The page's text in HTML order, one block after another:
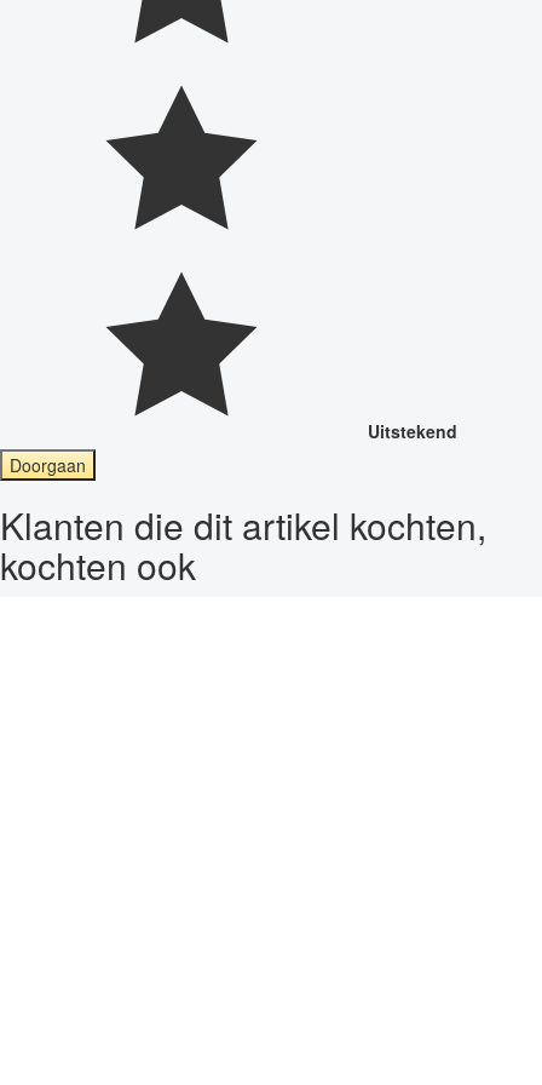
Uitstekend
Doorgaan
Klanten die dit artikel kochten,
kochten ook